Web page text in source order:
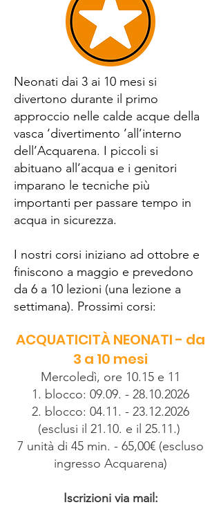
Neonati dai 3 ai 10 mesi si
divertono durante il primo
approccio nelle calde acque della
vasca ‘divertimento ’all’interno
dell’Acquarena. I piccoli si
abituano all’acqua e i genitori
imparano le tecniche più
importanti per passare tempo in
acqua in sicurezza.
I nostri corsi iniziano ad ottobre e
finiscono a maggio e prevedono
da 6 a 10 lezioni (una lezione a
settimana). Prossimi corsi:
ACQUATICITÀ NEONATI - da
3 a 10 mesi
Mercoledì, ore 10.15 e 11
1. blocco: 09.09. - 28.10.2026
2. blocco: 04.11. - 23.12.2026
(esclusi il 21.10. e il 25.11.)
7 unità di 45 min. - 65,00€ (escluso
ingresso Acquarena)
Iscrizioni via mail: